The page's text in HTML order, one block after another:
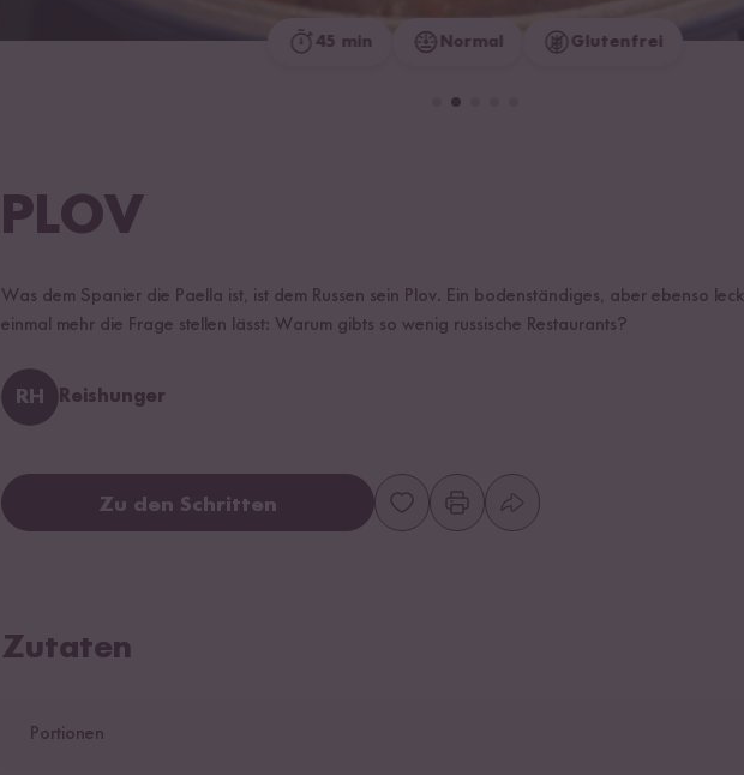
45 min Normal Glutenfrei
PLOV
Was dem Spanier die Paella ist, ist dem Russen sein Plov. Ein bodenständiges, aber ebenso
einmal mehr die Frage stellen lässt: Warum gibts so wenig russische Restaurants?
RH Reishunger
Zu den Schritten
Zutaten
Portionen